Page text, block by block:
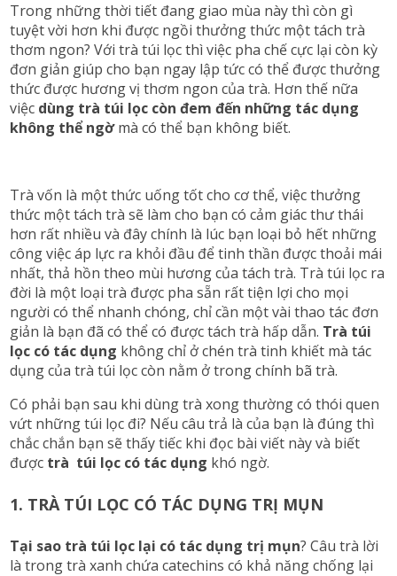
Trong những thời tiết đang giao mùa này thì còn gì
tuyệt vời hơn khi được ngồi thưởng thức một tách trà
thơm ngon? Với trà túi lọc thì việc pha chế cực lại còn kỳ
đơn giản giúp cho bạn ngay lập tức có thể được thưởng
thức được hương vị thơm ngon của trà. Hơn thế nữa
việc dùng trà túi lọc còn đem đến những tác dụng
không thể ngờmà có thể bạn không biết.
Trà vốn là một thức uống tốt cho cơ thể, việc thưởng
thức một tách trà sẽ làm cho bạn có cảm giác thư thái
hơn rất nhiều và đây chính là lúc bạn loại bỏ hết những
công việc áp lực ra khỏi đầu để tinh thần được thoải mái
nhất, thả hồn theo mùi hương của tách trà. Trà túi lọc ra
đời là một loại trà được pha sẵn rất tiện lợi cho mọi
người có thể nhanh chóng, chỉ cần một vài thao tác đơn
giản là bạn đã có thể có được tách trà hấp dẫn. Trà túi
lọc có tác dụng không chỉ ở chén trà tinh khiết mà tác
dụng của trà túi lọc còn nằm ở trong chính bã trà.
Có phải bạn sau khi dùng trà xong thường có thói quen
vứt những túi lọc đi? Nếu câu trả là của bạn là đúng thì
chắc chắn bạn sẽ thấy tiếc khi đọc bài viết này và biết
được trà túi lọc có tác dụng khó ngờ.
1. TRÀ TÚI LỌC CÓ TÁC DỤNG TRỊ MỤN
Tại sao trà túi lọc lại có tác dụng trị mụn? Câu trà lời
là trong trà xanh chứa catechins có khả năng chống lại